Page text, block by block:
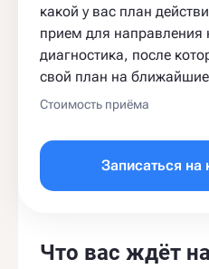
какой у вас план
прием для направления
диагностика, после
свой план на
Стоимость приёма
Записаться на
Что вас ждёт